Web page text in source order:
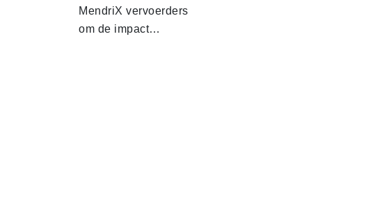
MendriX vervoerders
om de impact…